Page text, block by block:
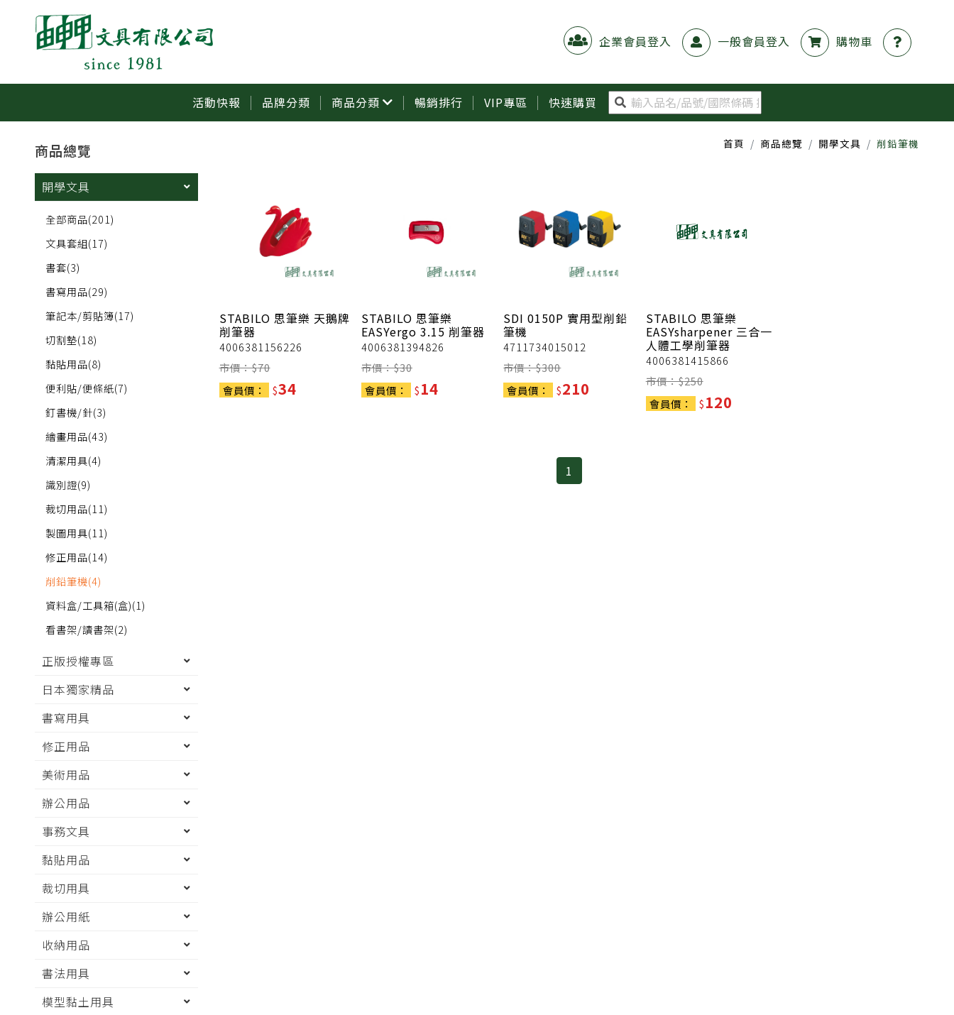
企業會員登入 一般會員登入 購物車
活動快報 品牌分類 商品分類 暢銷排行 VIP專區 快速購買
商品總覽
開學文具
全部商品(201)
文具套組(17)
書套(3)
書寫用品(29)
筆記本/剪貼簿(17)
切割墊(18)
黏貼用品(8)
便利貼/便條紙(7)
釘書機/針(3)
繪畫用品(43)
清潔用具(4)
識別證(9)
裁切用品(11)
製圖用具(11)
修正用品(14)
削鉛筆機(4)
資料盒/工具箱(盒)(1)
看書架/讀書架(2)
正版授權專區
日本獨家精品
書寫用具
修正用品
美術用品
辦公用品
事務文具
黏貼用品
裁切用具
辦公用紙
收納用品
書法用具
模型黏土用具
首頁 商品總覽 開學文具 削鉛筆機
STABILO 思筆樂 天鵝牌
削筆器
4006381156226
市價：$70
會員價：
$34
STABILO 思筆樂
EASYergo 3.15 削筆器
4006381394826
市價：$30
會員價：
$14
SDI 0150P 實用型削鉛
筆機
4711734015012
市價：$300
會員價：
$210
STABILO 思筆樂
EASYsharpener 三合一
人體工學削筆器
4006381415866
市價：$250
會員價：
$120
1